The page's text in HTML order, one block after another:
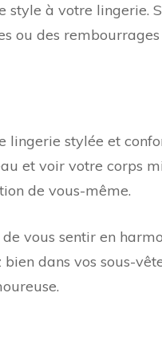
style à votre lingerie.
ou des rembourrages
lingerie stylée et
et voir votre corps
de vous-même.
vous sentir en
dans vos sous-